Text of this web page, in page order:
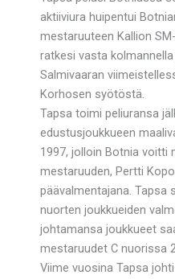
aktiiviura huipentui
mestaruuteen Kallion
ratkesi vasta
Salmivaaran
Korhosen syötöstä.
Tapsa toimi peliuransa
edustusjoukkueen
1997, jolloin Botnia voitti
mestaruuden, Pertti
päävalmentajana. Tapsa
nuorten joukkueiden
johtamansa joukkueet
mestaruudet C nuorissa
Viime vuosina Tapsa